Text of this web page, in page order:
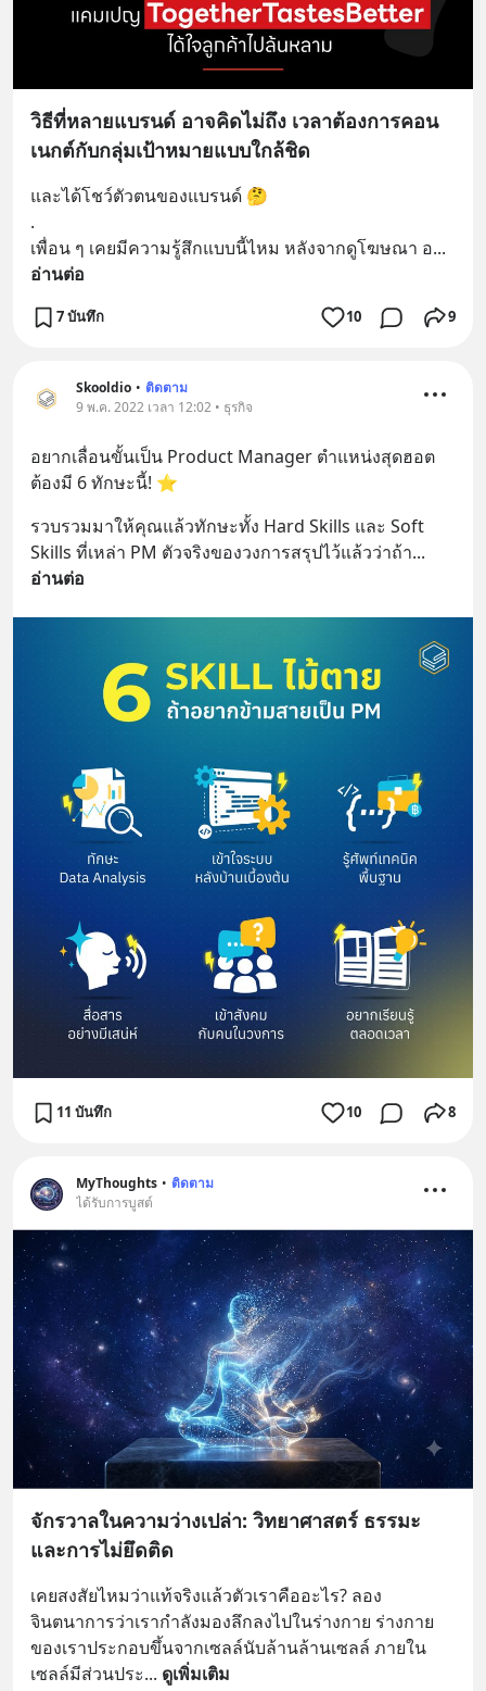
วิธีที่หลายแบรนด์ อาจคิดไม่ถึง เวลาต้องการคอน
เนกต์กับกลุ่มเป้าหมายแบบใกล้ชิด
และได้โชว์ตัวตนของแบรนด์ 🤔
.
เพื่อน ๆ เคยมีความรู้สึกแบบนี้ไหม หลังจากดูโฆษณา อ
อ่านต่อ
7 บันทึก 10 9
Skooldio • ติดตาม
9 พ.ค. 2022 เวลา 12:02 • ธุรกิจ
อยากเลื่อนขั้นเป็น Product Manager ตำแหน่งสุดฮอต
ต้องมี 6 ทักษะนี้! ⭐️
รวบรวมมาให้คุณแล้วทักษะทั้ง Hard Skills และ Soft
Skills ที่เหล่า PM ตัวจริงของวงการสรุปไว้แล้วว่าถ้า
อ่านต่อ
11 บันทึก 10 8
MyThoughts • ติดตาม
ได้รับการบูสต์
จักรวาลในความว่างเปล่า: วิทยาศาสตร์ ธรรมะ
และการไม่ยึดติด
เคยสงสัยไหมว่าแท้จริงแล้วตัวเราคืออะไร? ลอง
จินตนาการว่าเรากำลังมองลึกลงไปในร่างกาย ร่างกาย
ของเราประกอบขึ้นจากเซลล์นับล้านล้านเซลล์ ภายใน
เซลล์มีส่วนประ... ดูเพิ่มเติม